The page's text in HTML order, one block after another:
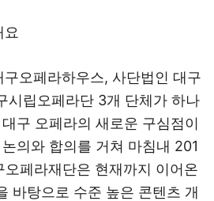
오페라하우스, 사단법인 대구
시립오페라단 3개 단체가 하나
구 오페라의 새로운 구심점이
의와 합의를 거쳐 마침내 201
오페라재단은 현재까지 이어온
바탕으로 수준 높은 콘텐츠 개